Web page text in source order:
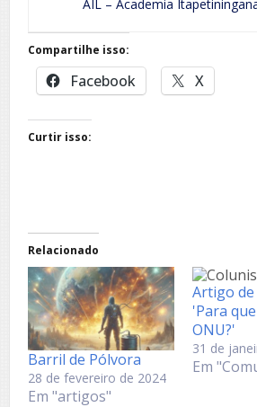
AIL – Academia
Compartilhe isso:
Facebook X
Curtir isso:
Relacionado
Barril de Pólvora
28 de fevereiro de 2024
Em "artigos"
Artigo de
'Para
ONU?'
31 de
Em